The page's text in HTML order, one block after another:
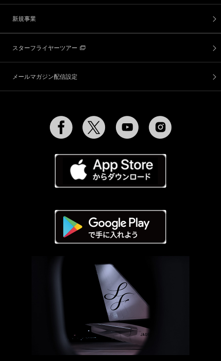
新規事業
スターフライヤーツアー
メールマガジン配信設定
Facebook Twitter YouTube Instagram